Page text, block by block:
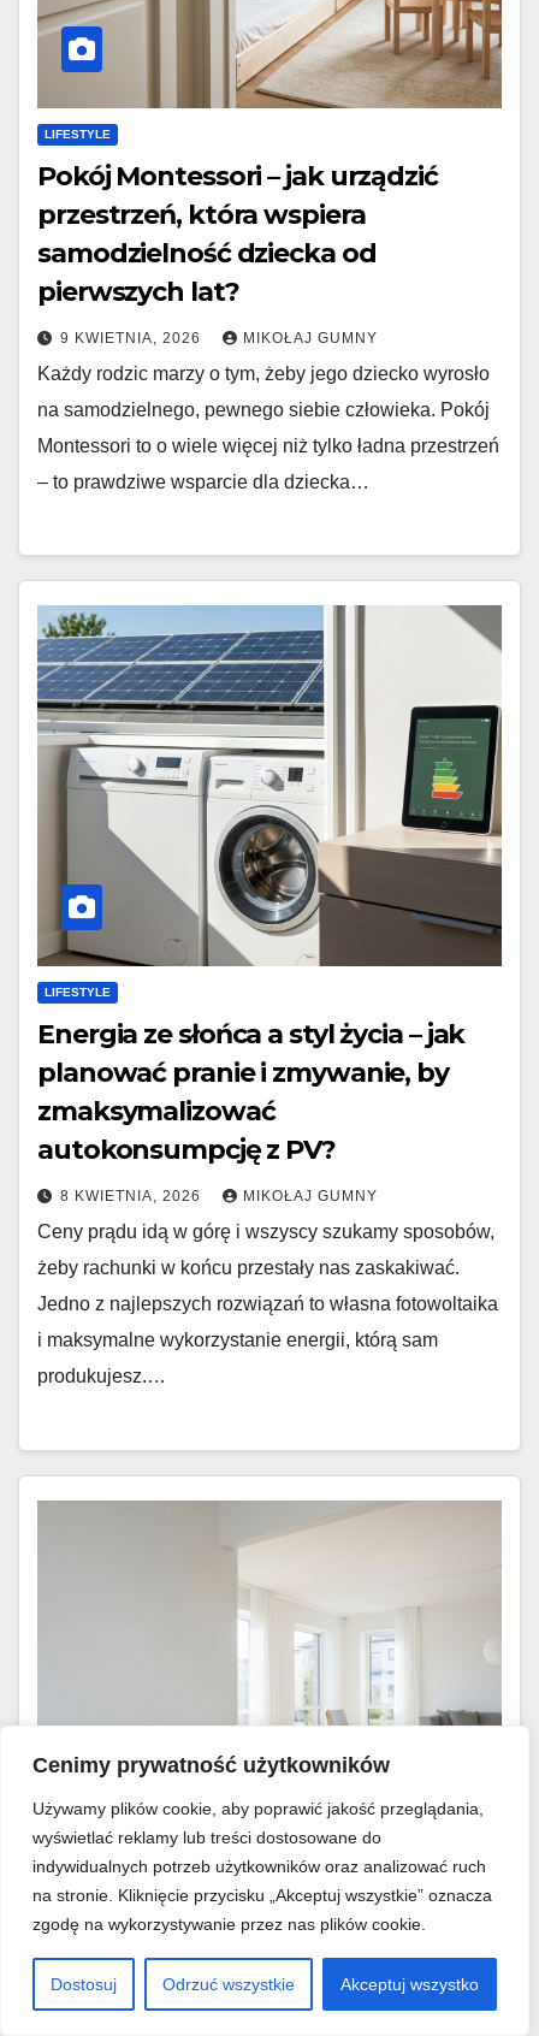
Cenimy prywatność użytkowników
Używamy plików cookie, aby poprawić jakość przeglądania,
wyświetlać reklamy lub treści dostosowane do
indywidualnych potrzeb użytkowników oraz analizować ruch
na stronie. Kliknięcie przycisku „Akceptuj wszystkie” oznacza
zgodę na wykorzystywanie przez nas plików cookie.
Dostosuj Odrzuć wszystkie Akceptuj wszystko
LIFESTYLE
Pokój Montessori – jak urządzić
przestrzeń, która wspiera
samodzielność dziecka od
pierwszych lat?
9 KWIETNIA, 2026 MIKOŁAJ GUMNY
Każdy rodzic marzy o tym, żeby jego dziecko wyrosło
na samodzielnego, pewnego siebie człowieka. Pokój
Montessori to o wiele więcej niż tylko ładna przestrzeń
– to prawdziwe wsparcie dla dziecka…
LIFESTYLE
Energia ze słońca a styl życia – jak
planować pranie i zmywanie, by
zmaksymalizować
autokonsumpcję z PV?
8 KWIETNIA, 2026 MIKOŁAJ GUMNY
Ceny prądu idą w górę i wszyscy szukamy sposobów,
żeby rachunki w końcu przestały nas zaskakiwać.
Jedno z najlepszych rozwiązań to własna fotowoltaika
i maksymalne wykorzystanie energii, którą sam
produkujesz.…
LIFESTYLE
Minimalizm w praktyce – ile
przedmiotów naprawdę
potrzebujesz w 100-metrowym